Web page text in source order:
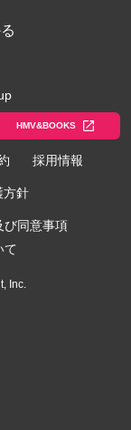
HMV&BOOKS
採用情報
方針
び同意事項
て
Inc.